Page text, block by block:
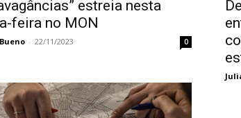
estreia nesta
feira no MON
- 22/11/2023 0